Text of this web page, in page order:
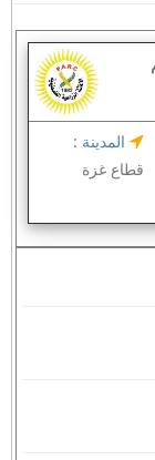
المدينة :
قطاع غزة